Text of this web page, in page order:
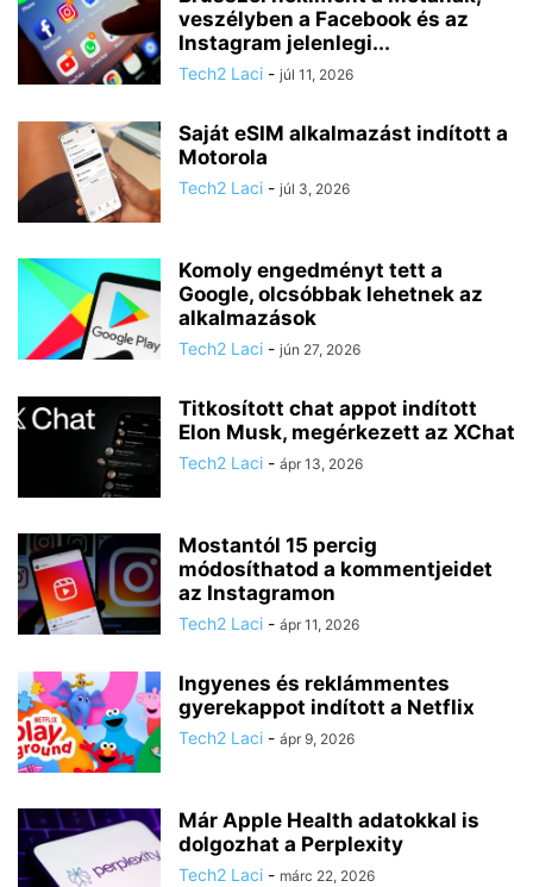
veszélyben a Facebook és az
Instagram jelenlegi...
Tech2 Laci - júl 11, 2026
Saját eSIM alkalmazást indított a
Motorola
Tech2 Laci - júl 3, 2026
Komoly engedményt tett a
Google, olcsóbbak lehetnek az
alkalmazások
Tech2 Laci - jún 27, 2026
Titkosított chat appot indított
Elon Musk, megérkezett az XChat
Tech2 Laci - ápr 13, 2026
Mostantól 15 percig
módosíthatod a kommentjeidet
az Instagramon
Tech2 Laci - ápr 11, 2026
Ingyenes és reklámmentes
gyerekappot indított a Netflix
Tech2 Laci - ápr 9, 2026
Már Apple Health adatokkal is
dolgozhat a Perplexity
Tech2 Laci - márc 22, 2026